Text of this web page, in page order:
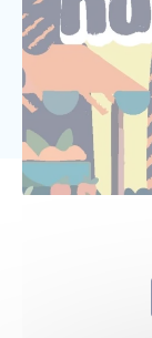
Par défaut